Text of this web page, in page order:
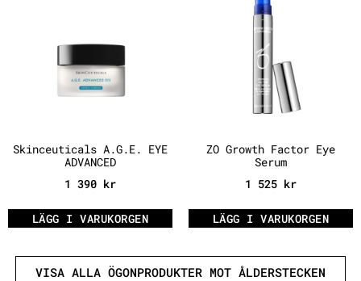
Skinceuticals A.G.E. EYE
ADVANCED
1 390 kr
LÄGG I VARUKORGEN
ZO Growth Factor Eye
Serum
1 525 kr
LÄGG I VARUKORGEN
VISA ALLA ÖGONPRODUKTER MOT ÅLDERSTECKEN